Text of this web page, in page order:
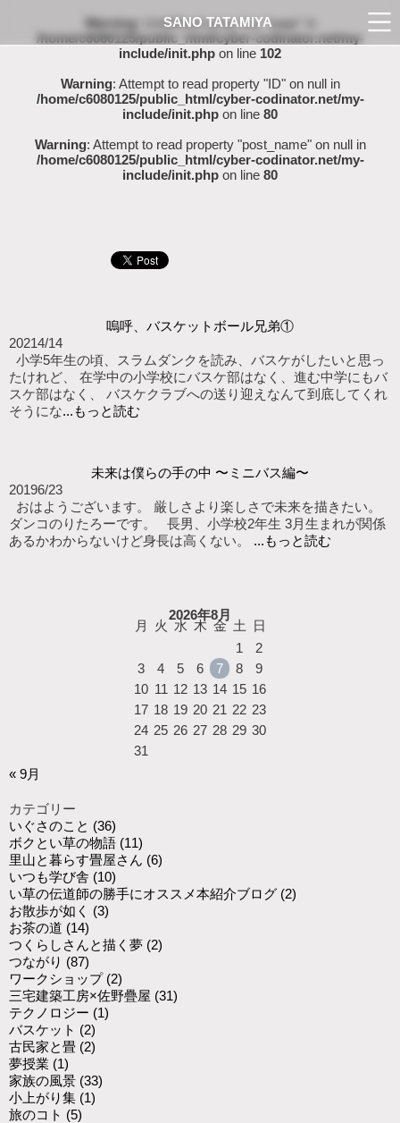
Warning: Undefined array key "page" in
/home/c6080125/public_html/cyber-codinator.net/my-
include/init.php on line 102
Warning: Attempt to read property "ID" on null in
/home/c6080125/public_html/cyber-codinator.net/my-
include/init.php on line 80
Warning: Attempt to read property "post_name" on null in
/home/c6080125/public_html/cyber-codinator.net/my-
include/init.php on line 80
嗚呼、バスケットボール兄弟①
20214/14
小学5年生の頃、スラムダンクを読み、バスケがしたいと思っ
たけれど、 在学中の小学校にバスケ部はなく、進む中学にもバ
スケ部はなく、 バスケクラブへの送り迎えなんて到底してくれ
そうにな...もっと読む
未来は僕らの手の中 〜ミニバス編〜
20196/23
おはようございます。 厳しさより楽しさで未来を描きたい。
ダンコのりたろーです。 長男、小学校2年生 3月生まれが関係
あるかわからないけど身長は高くない。 ...もっと読む
2026年8月
月 火 水 木 金 土
日
1
2
3
4 5 6 7 8
9
10 11 12 13 14 15 16
17 18 19 20 21 22 23
24 25 26 27 28 29 30
31
« 9月
カテゴリー
いぐさのこと (36)
ボクとい草の物語 (11)
里山と暮らす畳屋さん (6)
いつも学び舎 (10)
い草の伝道師の勝手にオススメ本紹介ブログ (2)
お散歩が如く (3)
お茶の道 (14)
つくらしさんと描く夢 (2)
つながり (87)
ワークショップ (2)
三宅建築工房×佐野疊屋 (31)
テクノロジー (1)
バスケット (2)
古民家と畳 (2)
夢授業 (1)
家族の風景 (33)
小上がり集 (1)
旅のコト (5)
SANO TATAMIYA